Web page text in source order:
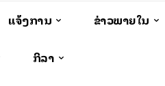
ແຈ້ງການ ຂ່າວພາຍໃນ
ກິລາ